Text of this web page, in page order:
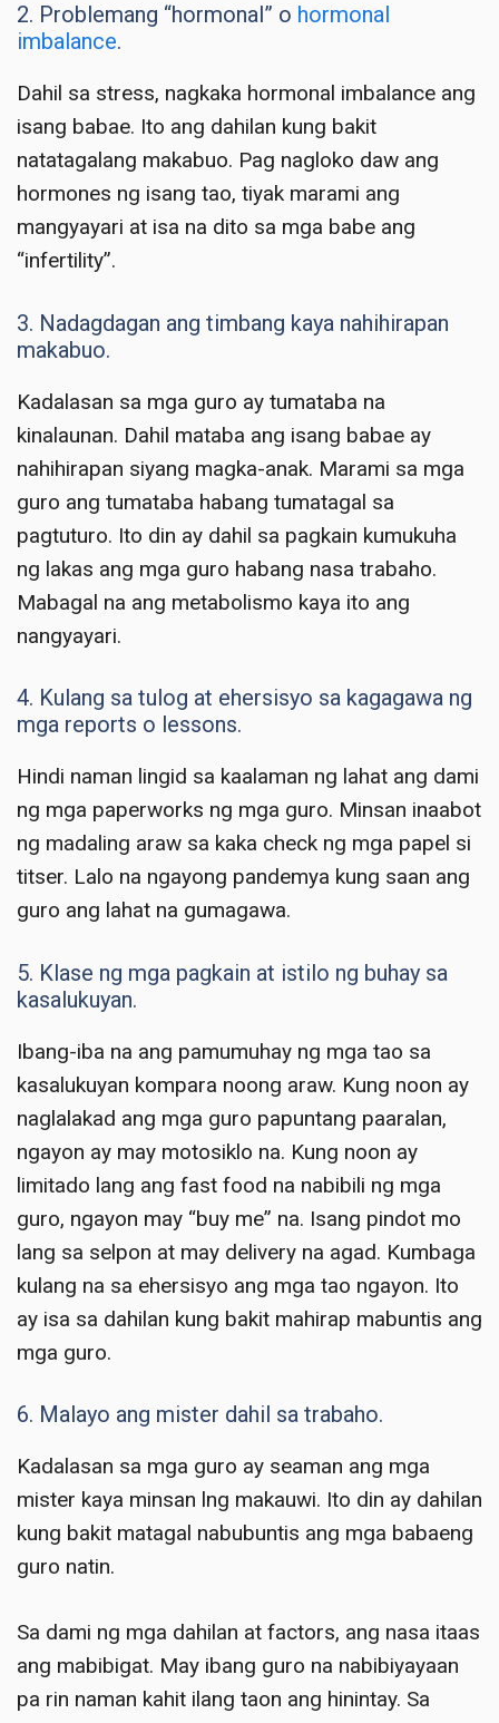
2. Problemang “hormonal” o hormonal
imbalance.
Dahil sa stress, nagkaka hormonal imbalance ang
isang babae. Ito ang dahilan kung bakit
natatagalang makabuo. Pag nagloko daw ang
hormones ng isang tao, tiyak marami ang
mangyayari at isa na dito sa mga babe ang
“infertility”.
3. Nadagdagan ang timbang kaya nahihirapan
makabuo.
Kadalasan sa mga guro ay tumataba na
kinalaunan. Dahil mataba ang isang babae ay
nahihirapan siyang magka-anak. Marami sa mga
guro ang tumataba habang tumatagal sa
pagtuturo. Ito din ay dahil sa pagkain kumukuha
ng lakas ang mga guro habang nasa trabaho.
Mabagal na ang metabolismo kaya ito ang
nangyayari.
4. Kulang sa tulog at ehersisyo sa kagagawa ng
mga reports o lessons.
Hindi naman lingid sa kaalaman ng lahat ang dami
ng mga paperworks ng mga guro. Minsan inaabot
ng madaling araw sa kaka check ng mga papel si
titser. Lalo na ngayong pandemya kung saan ang
guro ang lahat na gumagawa.
5. Klase ng mga pagkain at istilo ng buhay sa
kasalukuyan.
Ibang-iba na ang pamumuhay ng mga tao sa
kasalukuyan kompara noong araw. Kung noon ay
naglalakad ang mga guro papuntang paaralan,
ngayon ay may motosiklo na. Kung noon ay
limitado lang ang fast food na nabibili ng mga
guro, ngayon may “buy me” na. Isang pindot mo
lang sa selpon at may delivery na agad. Kumbaga
kulang na sa ehersisyo ang mga tao ngayon. Ito
ay isa sa dahilan kung bakit mahirap mabuntis ang
mga guro.
6. Malayo ang mister dahil sa trabaho.
Kadalasan sa mga guro ay seaman ang mga
mister kaya minsan lng makauwi. Ito din ay dahilan
kung bakit matagal nabubuntis ang mga babaeng
guro natin.
Sa dami ng mga dahilan at factors, ang nasa itaas
ang mabibigat. May ibang guro na nabibiyayaan
pa rin naman kahit ilang taon ang hinintay. Sa